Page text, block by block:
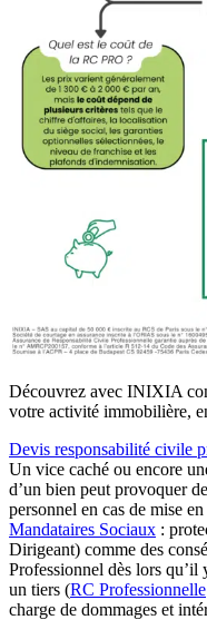
Découvrez avec INIXIA
votre activité immobilière,
Devis responsabilité civile
Un vice caché ou encore
d’un bien peut provoquer
personnel en cas de mise
Mandataires Sociaux :
Dirigeant) comme des
Professionnel dès lors qu’il
un tiers (RC Professionnelle
charge de dommages et